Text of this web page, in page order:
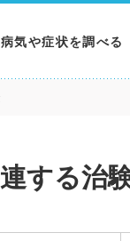
病気や症状を調べる
病気を調べる
検査を調べる
する治